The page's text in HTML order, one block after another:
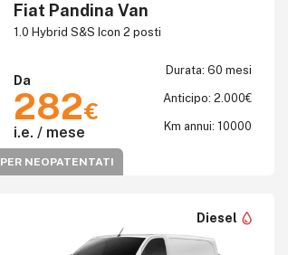
Fiat Pandina Van
1.0 Hybrid S&S Icon 2 posti
Da
282€
i.e. / mese
Durata: 60 mesi
Anticipo: 2.000€
Km annui: 10000
PER NEOPATENTATI
Diesel